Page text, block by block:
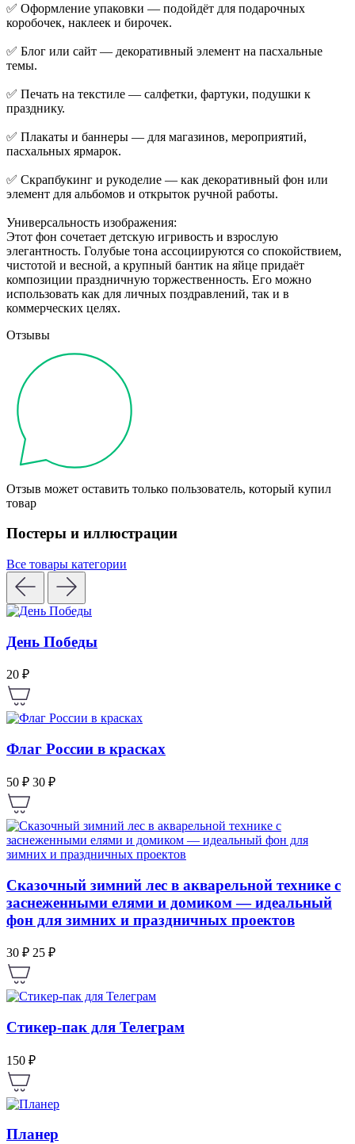
✅ Оформление упаковки — подойдёт для подарочных
коробочек, наклеек и бирочек.
✅ Блог или сайт — декоративный элемент на пасхальные
темы.
✅ Печать на текстиле — салфетки, фартуки, подушки к
празднику.
✅ Плакаты и баннеры — для магазинов, мероприятий,
пасхальных ярмарок.
✅ Скрапбукинг и рукоделие — как декоративный фон или
элемент для альбомов и открыток ручной работы.
Универсальность изображения:
Этот фон сочетает детскую игривость и взрослую
элегантность. Голубые тона ассоциируются со спокойствием,
чистотой и весной, а крупный бантик на яйце придаёт
композиции праздничную торжественность. Его можно
использовать как для личных поздравлений, так и в
коммерческих целях.
Отзывы
Отзыв может оставить только пользователь, который купил
товар
Постеры и иллюстрации
Все товары категории
День Победы
20 ₽
Флаг России в красках
50 ₽ 30 ₽
Сказочный зимний лес в акварельной технике с
заснеженными елями и домиком — идеальный
фон для зимних и праздничных проектов
30 ₽ 25 ₽
Стикер-пак для Телеграм
150 ₽
Планер